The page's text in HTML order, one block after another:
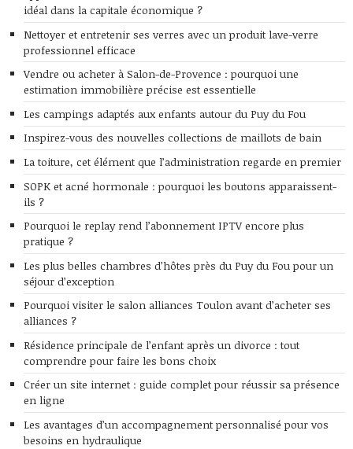
idéal dans la capitale économique ?
Nettoyer et entretenir ses verres avec un produit lave-verre
professionnel efficace
Vendre ou acheter à Salon-de-Provence : pourquoi une
estimation immobilière précise est essentielle
Les campings adaptés aux enfants autour du Puy du Fou
Inspirez-vous des nouvelles collections de maillots de bain
La toiture, cet élément que l’administration regarde en premier
SOPK et acné hormonale : pourquoi les boutons apparaissent-
ils ?
Pourquoi le replay rend l’abonnement IPTV encore plus
pratique ?
Les plus belles chambres d’hôtes près du Puy du Fou pour un
séjour d’exception
Pourquoi visiter le salon alliances Toulon avant d’acheter ses
alliances ?
Résidence principale de l’enfant après un divorce : tout
comprendre pour faire les bons choix
Créer un site internet : guide complet pour réussir sa présence
en ligne
Les avantages d’un accompagnement personnalisé pour vos
besoins en hydraulique